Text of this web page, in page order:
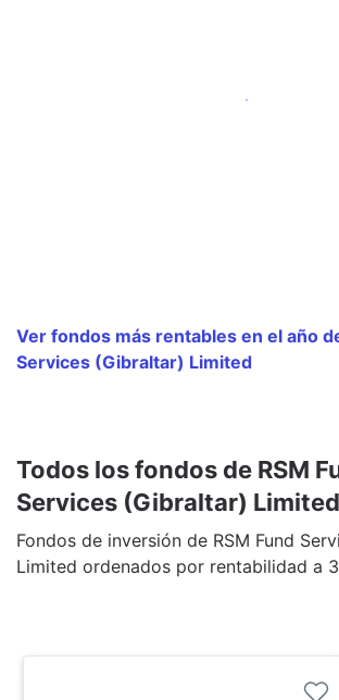
Ver fondos más rentables en el año
Services (Gibraltar) Limited
Todos los fondos de RSM
Services (Gibraltar) Limited
Fondos de inversión de RSM Fund
Limited ordenados por rentabilidad a